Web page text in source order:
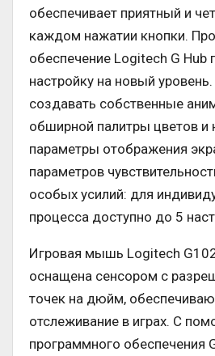
обеспечивает приятный и
каждом нажатии кнопки.
обеспечение Logitech G Hub
настройку на новый
создавать собственные
обширной палитры цветов и
параметры отображения
параметров
особых усилий: для
процесса доступно до 5
Игровая мышь Logitech
оснащена сенсором с
точек на дюйм,
отслеживание в играх. С
программного обеспечения